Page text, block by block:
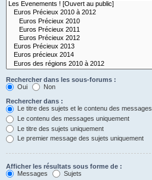
Rechercher dans les sous-forums :
Oui
Non
Rechercher dans :
Le titre des sujets et le contenu des messages
Le contenu des messages uniquement
Le titre des sujets uniquement
Le premier message des sujets uniquement
Afficher les résultats sous forme de :
Messages
Sujets